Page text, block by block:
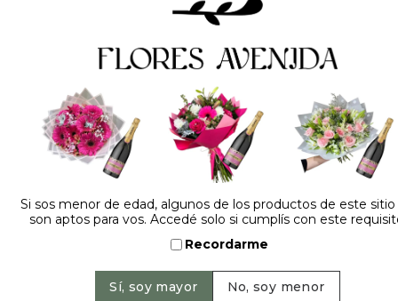
Dejá tu opinión
NOMBRE
Si sos menor de edad, algunos de los productos de este
son aptos para vos. Accedé solo si cumplís con este
Recordarme